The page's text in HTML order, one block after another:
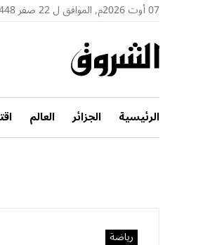
07 أوت 2026م, الموافق ل 22 صفر 1448هـ
الرئيسية الجزائر العالم
رياضة